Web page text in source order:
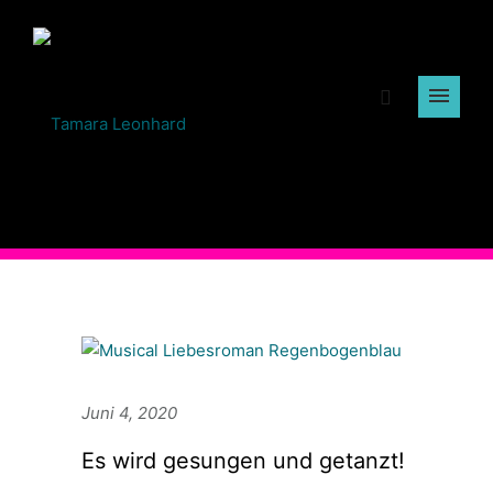
Juni 4, 2020
Es wird gesungen und getanzt!